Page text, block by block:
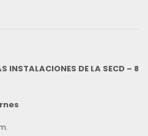
INSTALACIONES DE LA SECD – 8